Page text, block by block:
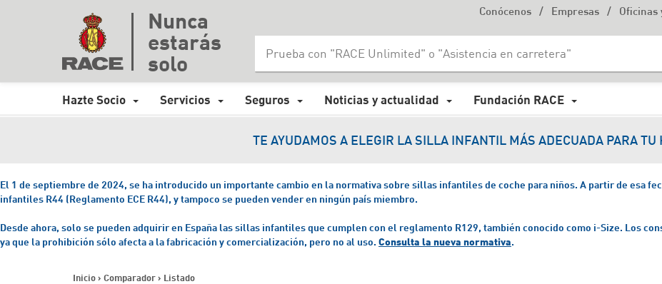
Conócenos / Empresas / Oficinas
Nunca
estarás
solo
Hazte Socio Servicios Seguros Noticias y actualidad Fundación RACE
TE AYUDAMOS A ELEGIR LA SILLA INFANTIL MÁS ADECUADA PARA TU
El 1 de septiembre de 2024, se ha introducido un importante cambio en la normativa sobre sillas infantiles de coche para niños. A partir de esa
infantiles R44 (Reglamento ECE R44), y tampoco se pueden vender en ningún país miembro.
Desde ahora, solo se pueden adquirir en España las sillas infantiles que cumplen con el reglamento R129, también conocido como i-Size. Los
ya que la prohibición sólo afecta a la fabricación y comercialización, pero no al uso. Consulta la nueva normativa.
Inicio > Comparador > Listado